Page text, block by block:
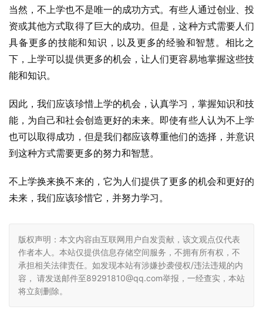
当然，不上学也不是唯一的成功方式。有些人通过创业、投
资或其他方式取得了巨大的成功。但是，这种方式需要人们
具备更多的技能和知识，以及更多的经验和智慧。相比之
下，上学可以提供更多的机会，让人们更容易地掌握这些技
能和知识。
因此，我们应该珍惜上学的机会，认真学习，掌握知识和技
能，为自己和社会创造更好的未来。即使有些人认为不上学
也可以取得成功，但是我们都应该尊重他们的选择，并意识
到这种方式需要更多的努力和智慧。
不上学换来换不来的，它为人们提供了更多的机会和更好的
未来，我们应该珍惜它，并努力学习。
版权声明：本文内容由互联网用户自发贡献，该文观点仅代表
作者本人。本站仅提供信息存储空间服务，不拥有所有权，不
承担相关法律责任。如发现本站有涉嫌抄袭侵权/违法违规的内
容， 请发送邮件至89291810@qq.com举报，一经查实，本站
将立刻删除。